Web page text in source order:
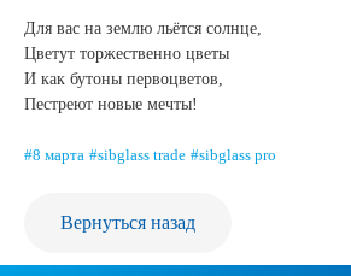
Листовое стекло
Стекло для строительства и интерьера
Стекло для машиностроения
Для вас на землю льётся солнце,
Цветут торжественно цветы
И как бутоны первоцветов,
Пестреют новые мечты!
#8 марта #sibglass trade #sibglass pro
Вернуться назад